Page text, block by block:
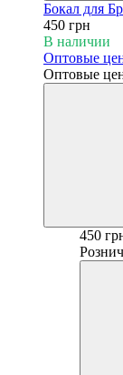
Бокал для
450 грн
В наличии
Оптовые
Оптовые
450